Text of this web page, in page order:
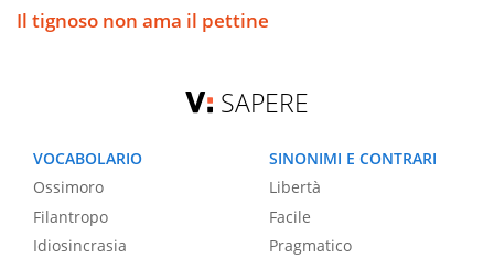
Il tignoso non ama il pettine
SAPERE
VOCABOLARIO
Ossimoro
Filantropo
Idiosincrasia
SINONIMI E CONTRARI
Libertà
Facile
Pragmatico